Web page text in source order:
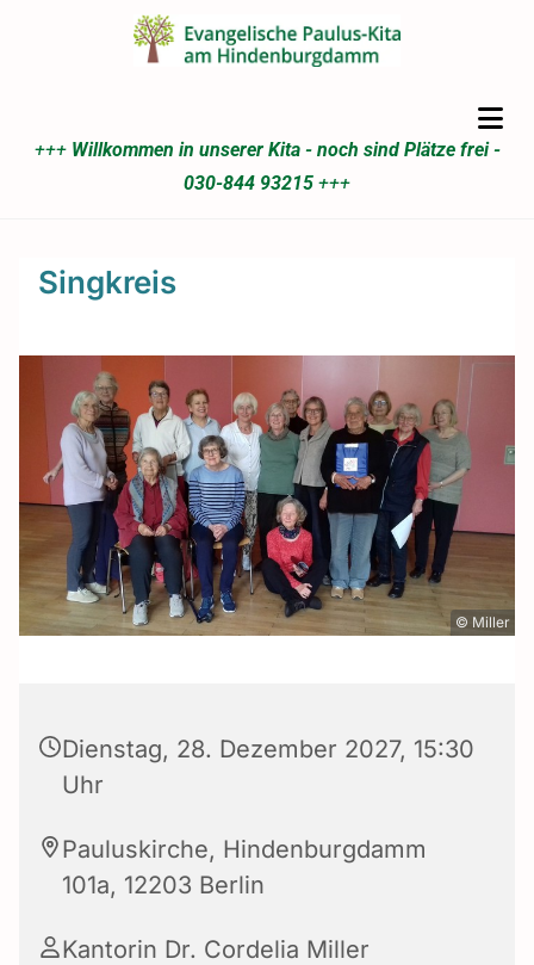
+++ Willkommen in unserer Kita - noch sind Plätze frei -
030-844 93215 +++
Singkreis
© Miller
Dienstag, 28. Dezember 2027, 15:30
Uhr
Pauluskirche, Hindenburgdamm
101a, 12203 Berlin
Kantorin Dr. Cordelia Miller